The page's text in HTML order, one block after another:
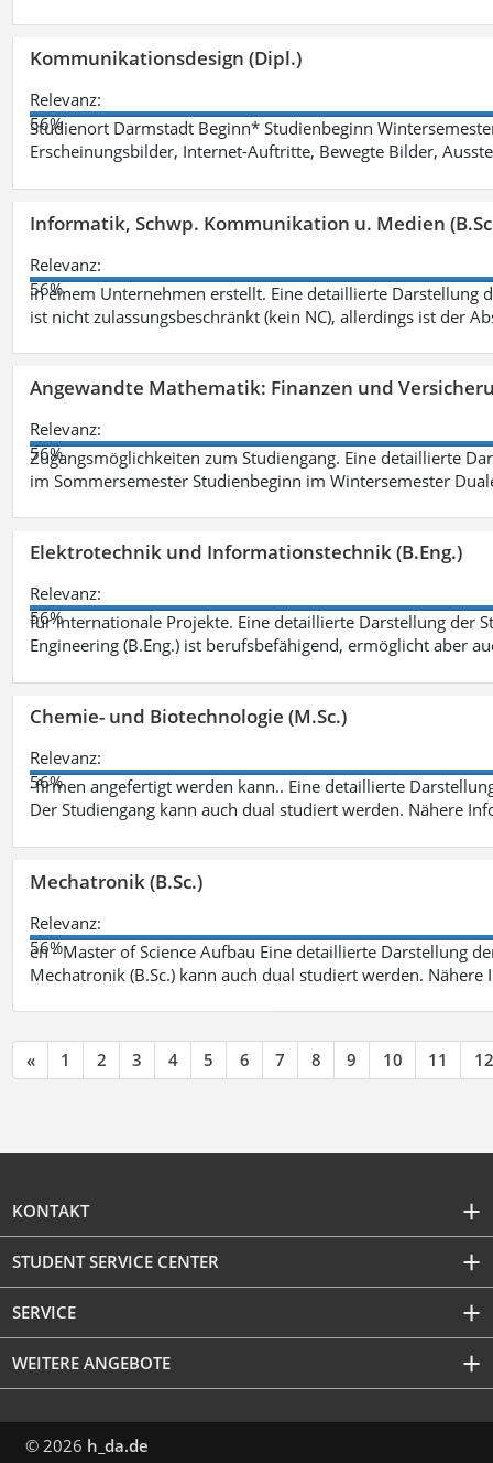
Kommunikationsdesign (Dipl.)
Relevanz:
56%
Studienort Darmstadt Beginn* Studienbeginn
Erscheinungsbilder, Internet-Auftritte, Bewegte Bilder,
Informatik, Schwp. Kommunikation u. Medien
Relevanz:
56%
in einem Unternehmen erstellt. Eine detaillierte Darstellung
ist nicht zulassungsbeschränkt (kein NC), allerdings ist der
Angewandte Mathematik: Finanzen und
Relevanz:
56%
Zugangsmöglichkeiten zum Studiengang. Eine detaillierte
im Sommersemester Studienbeginn im Wintersemester
Elektrotechnik und Informationstechnik (B.Eng.)
Relevanz:
56%
für internationale Projekte. Eine detaillierte Darstellung der
Engineering (B.Eng.) ist berufsbefähigend, ermöglicht aber
Chemie- und Biotechnologie (M.Sc.)
Relevanz:
56%
-firmen angefertigt werden kann.. Eine detaillierte
Der Studiengang kann auch dual studiert werden. Nähere
Mechatronik (B.Sc.)
Relevanz:
56%
en - Master of Science Aufbau Eine detaillierte Darstellung
Mechatronik (B.Sc.) kann auch dual studiert werden.
« 1 2 3 4 5 6 7 8 9 10 11 12
KONTAKT
STUDENT SERVICE CENTER
SERVICE
WEITERE ANGEBOTE
© 2026 h_da.de